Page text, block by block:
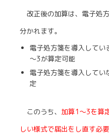
改正後の加算は、電子処
分かれます。
電子処方箋を導入して
～3が算定可能
電子処方箋を導入して
定
このうち、 加算1～3を算
しい様式で届出をし直す必